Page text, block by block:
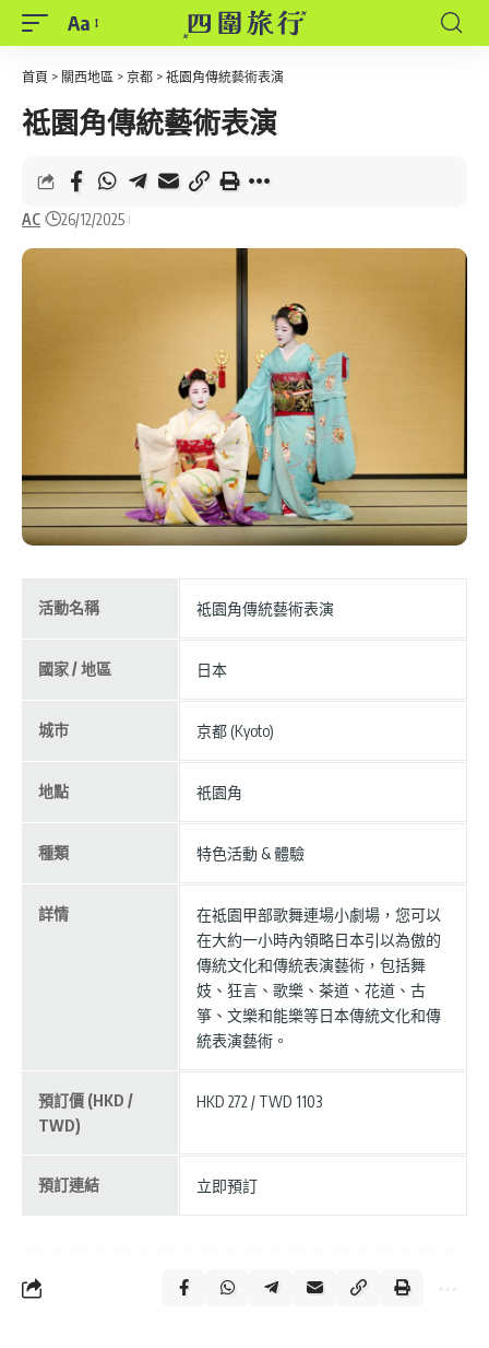
Font
Resizer
Aa
首頁 > 關西地區 > 京都 > 祗園角傳統藝術表演
祗園角傳統藝術表演
AC 26/12/2025
活動名稱 祗園角傳統藝術表演
國家 / 地區 日本
城市 京都 (Kyoto)
地點 祇園角
種類 特色活動 & 體驗
詳情
在祗園甲部歌舞連場小劇場，您可以
在大約一小時內領略日本引以為傲的
傳統文化和傳統表演藝術，包括舞
妓、狂言、歌樂、茶道、花道、古
箏、文樂和能樂等日本傳統文化和傳
統表演藝術。
預訂價 (HKD /
TWD)
HKD 272 / TWD 1103
預訂連結 立即預訂